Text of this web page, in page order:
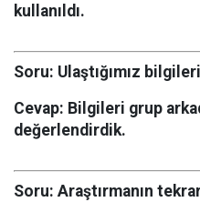
kullanıldı.
Soru: Ulaştığımız
Cevap: Bilgileri grup
değerlendirdik.
Soru: Araştırmanın